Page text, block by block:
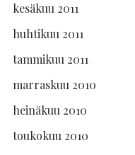
kesäkuu 2011
huhtikuu 2011
tammikuu 2011
marraskuu 2010
heinäkuu 2010
toukokuu 2010